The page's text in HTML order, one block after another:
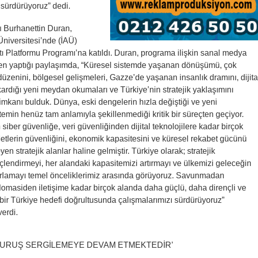
sürdürüyoruz” dedi.
Burhanettin Duran,
(İAÜ)
Platformu Programı’na katıldı. Duran, programa ilişkin sanal medya
yaptığı paylaşımda, “Küresel sistemde yaşanan dönüşümü, çok
bölgesel gelişmeleri, Gazze’de yaşanan insanlık dramını, dijital
yeni meydan okumaları ve Türkiye’nin stratejik yaklaşımını
bulduk. Dünya, eski dengelerin hızla değiştiği ve yeni
henüz tam anlamıyla şekillenmediği kritik bir süreçten geçiyor.
siber güvenliğe, veri güvenliğinden dijital teknolojilere kadar birçok
güvenliğini, ekonomik kapasitesini ve küresel rekabet gücünü
stratejik alanlar haline gelmiştir. Türkiye olarak; stratejik
her alandaki kapasitemizi artırmayı ve ülkemizi geleceğin
temel önceliklerimiz arasında görüyoruz. Savunmadan
iletişime kadar birçok alanda daha güçlü, daha dirençli ve
Türkiye hedefi doğrultusunda çalışmalarımızı sürdürüyoruz”
SERGİLEMEYE DEVAM ETMEKTEDİR’